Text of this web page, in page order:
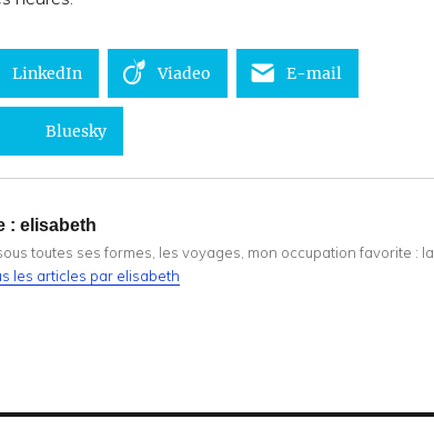
LinkedIn Viadeo E-mail
Bluesky
: elisabeth
toutes ses formes, les voyages, mon occupation favorite : la
les articles par elisabeth